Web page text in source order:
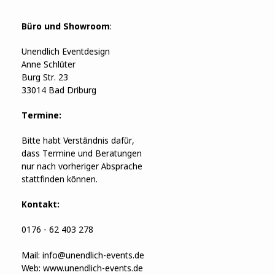
Büro und Showroom:
Unendlich Eventdesign
Anne Schlüter
Burg Str. 23
33014 Bad Driburg
Termine:
Bitte habt Verständnis dafür,
dass Termine und Beratungen
nur nach vorheriger Absprache
stattfinden können.
Kontakt:
0176 - 62 403 278
Mail: info@unendlich-events.de
Web: www.unendlich-events.de